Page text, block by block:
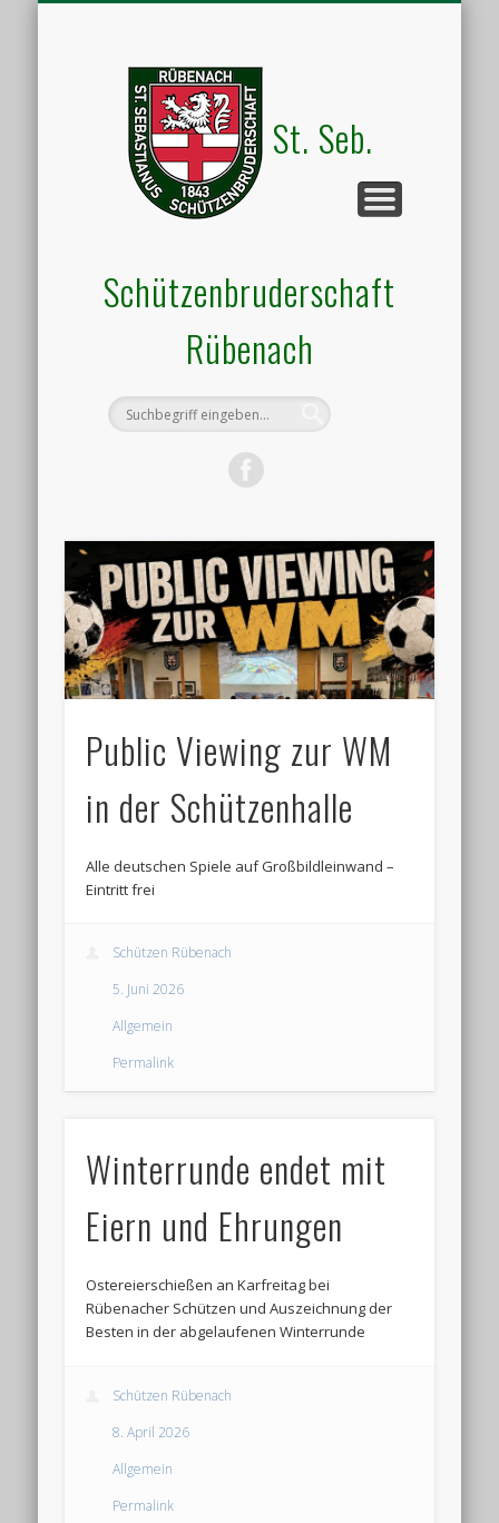
St. Seb.
Schützenbruderschaft
Rübenach
Public Viewing zur WM
in der Schützenhalle
Alle deutschen Spiele auf Großbildleinwand –
Eintritt frei
Schützen Rübenach
5. Juni 2026
Allgemein
Permalink
Winterrunde endet mit
Eiern und Ehrungen
Ostereierschießen an Karfreitag bei
Rübenacher Schützen und Auszeichnung der
Besten in der abgelaufenen Winterrunde
Schützen Rübenach
8. April 2026
Allgemein
Permalink